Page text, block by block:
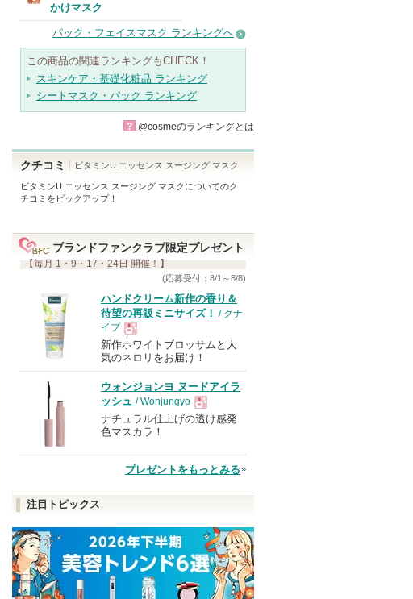
かけマスク
パック・フェイスマスク ランキングへ
この商品の関連ランキングもCHECK！
スキンケア・基礎化粧品 ランキング
シートマスク・パック ランキング
? @cosmeのランキングとは
クチコミ ビタミンU エッセンス スージング マスク
ビタミンU エッセンス スージング マスク についてのク
チコミをピックアップ！
ブランドファンクラブ限定プレゼント
【毎月 1・9・17・24日 開催！】
(応募受付：8/1～8/8)
ハンドクリーム新作の香り＆
待望の再販ミニサイズ！ / クナ
イプ
現
品
新作ホワイトブロッサムと人
気のネロリをお届け！
ウォンジョンヨ ヌードアイラ
ッシュ / Wonjungyo
現
品
ナチュラル仕上げの透け感発
色マスカラ！
プレゼントをもっとみる
注目トピックス